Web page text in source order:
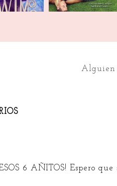
Alguien
6 AÑITOS! Espero que